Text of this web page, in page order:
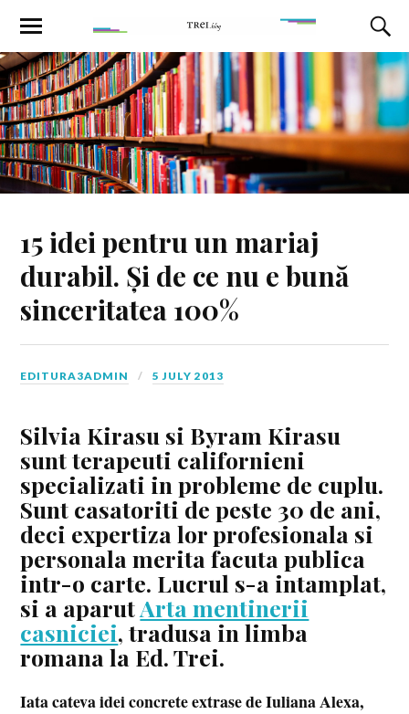
15 idei pentru un mariaj
durabil. Și de ce nu e bună
sinceritatea 100%
EDITURA3ADMIN 5 JULY 2013
Silvia Kirasu si Byram Kirasu
sunt terapeuti californieni
specializati in probleme de cuplu.
Sunt casatoriti de peste 30 de ani,
deci expertiza lor profesionala si
personala merita facuta publica
intr-o carte. Lucrul s-a intamplat,
si a aparutArta mentinerii
casniciei, tradusa in limba
romana la Ed. Trei.
Iata cateva idei concrete extrase de Iuliana Alexa,